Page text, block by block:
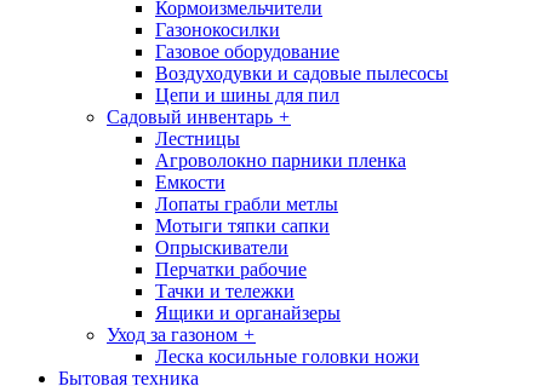
Кормоизмельчители
Газонокосилки
Газовое оборудование
Воздуходувки и садовые пылесосы
Цепи и шины для пил
Садовый инвентарь +
Лестницы
Агроволокно парники пленка
Емкости
Лопаты грабли метлы
Мотыги тяпки сапки
Опрыскиватели
Перчатки рабочие
Тачки и тележки
Ящики и органайзеры
Уход за газоном +
Леска косильные головки ножи
Бытовая техника